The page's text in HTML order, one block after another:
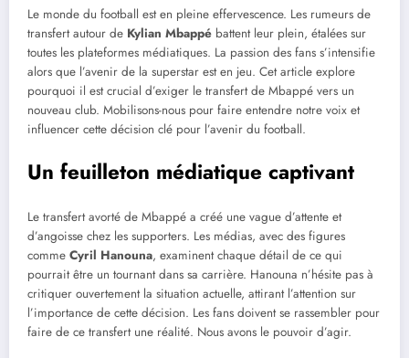
Le monde du football est en pleine effervescence. Les rumeurs de
transfert autour de Kylian Mbappé battent leur plein, étalées sur
toutes les plateformes médiatiques. La passion des fans s’intensifie
alors que l’avenir de la superstar est en jeu. Cet article explore
pourquoi il est crucial d’exiger le transfert de Mbappé vers un
nouveau club. Mobilisons-nous pour faire entendre notre voix et
influencer cette décision clé pour l’avenir du football.
Un feuilleton médiatique captivant
Le transfert avorté de Mbappé a créé une vague d’attente et
d’angoisse chez les supporters. Les médias, avec des figures
comme Cyril Hanouna, examinent chaque détail de ce qui
pourrait être un tournant dans sa carrière. Hanouna n’hésite pas à
critiquer ouvertement la situation actuelle, attirant l’attention sur
l’importance de cette décision. Les fans doivent se rassembler pour
faire de ce transfert une réalité. Nous avons le pouvoir d’agir.